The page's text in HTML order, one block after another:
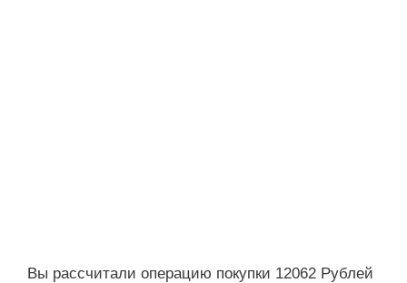
Вы рассчитали операцию покупки 12062 Рублей